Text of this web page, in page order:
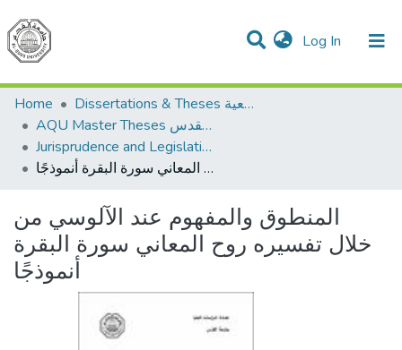
Log In (current)
Communities & Collections
All of DSpace
Home
Dissertations & Theses الرسائل الجامعية
AQU Master Theses الرسائل الجامعية الخاصة بجامعة القدس
Jurisprudence and Legislation الفقه والتشريع
المنطوق والمفهوم عند الآلوسي من خلال تفسيره روح المعاني سورة البقرة أنموذجًا
المنطوق والمفهوم عند الآلوسي من
خلال تفسيره روح المعاني سورة البقرة
أنموذجًا